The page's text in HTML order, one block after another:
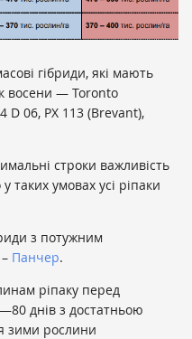
гібриди, які мають
восени — Toronto
D 06, PX 113 (Brevant),
строки важливість
таких умовах усі ріпаки
з потужним
Пaнчер.
ріпаку перед
днів з достатньою
зими рослини